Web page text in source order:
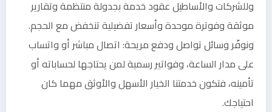
وللشركات والأساطيل عقود خدمة بجدولة منتظمة وتقارير
موثقة وفوترة موحدة وأسعار تفضيلية تنخفض مع الحجم.
ونوفّر وسائل تواصل ودفع مريحة: اتصال مباشر أو واتساب
على مدار الساعة، وفواتير رسمية لمن يحتاجها لحساباته أو
تأمينه، فتكون خدمتنا الخيار الأسهل والأوثق مهما كان
احتياجك.